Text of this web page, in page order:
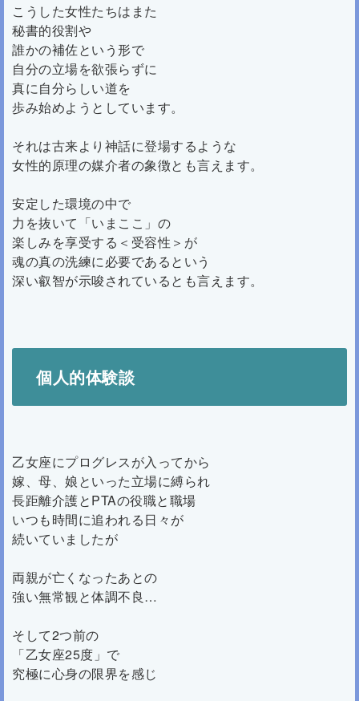
こうした女性たちはまた
秘書的役割や
誰かの補佐という形で
自分の立場を欲張らずに
真に自分らしい道を
歩み始めようとしています。
それは古来より神話に登場するような
女性的原理の媒介者の象徴とも言えます。
安定した環境の中で
力を抜いて「いまここ」の
楽しみを享受する＜受容性＞が
魂の真の洗練に必要であるという
深い叡智が示唆されているとも言えます。
個人的体験談
乙女座にプログレスが入ってから
嫁、母、娘といった立場に縛られ
長距離介護とPTAの役職と職場
いつも時間に追われる日々が
続いていましたが
両親が亡くなったあとの
強い無常観と体調不良…
そして2つ前の
「乙女座25度」で
究極に心身の限界を感じ